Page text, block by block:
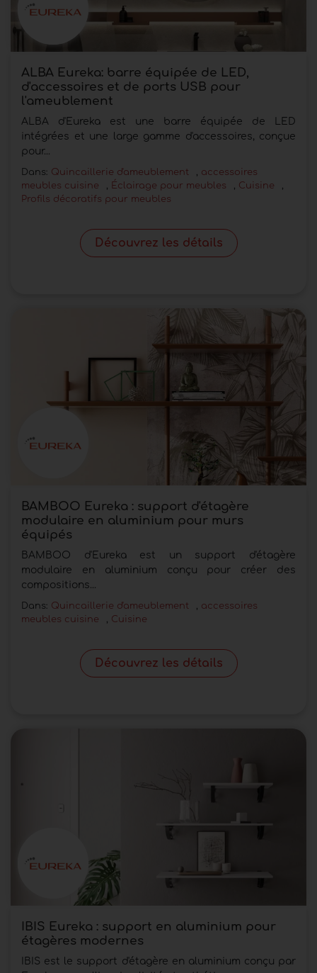
ALBA Eureka: barre équipée de LED,
d'accessoires et de ports USB pour
l'ameublement
ALBA d'Eureka est une barre équipée de LED
intégrées et une large gamme d'accessoires, conçue
pour...
Dans: Quincaillerie d'ameublement
accessoires
meubles cuisine
Éclairage pour meubles Cuisine
Profils décoratifs pour meubles
Découvrez les détails
BAMBOO Eureka : support d'étagère
modulaire en aluminium pour murs
équipés
BAMBOO d'Eureka est un support d'étagère
modulaire en aluminium conçu pour créer des
compositions...
Dans: Quincaillerie d'ameublement
accessoires
meubles cuisine
Cuisine
Découvrez les détails
IBIS Eureka : support en aluminium pour
étagères modernes
IBIS est le support d'étagère en aluminium conçu par